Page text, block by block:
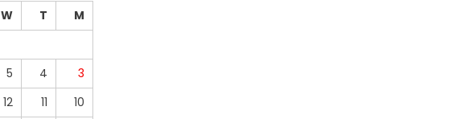
M
T
W
3
4
5
10
11
12